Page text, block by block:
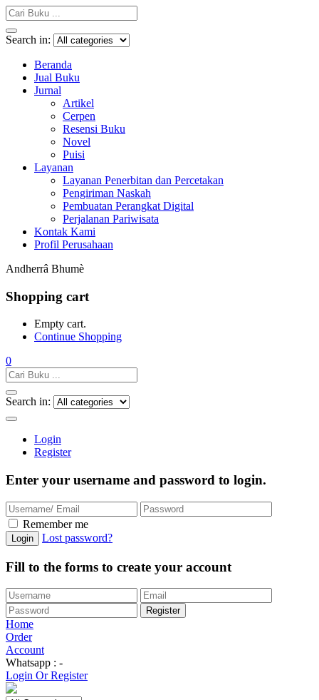
Search in:
Beranda
Jual Buku
Jurnal
Artikel
Cerpen
Resensi Buku
Novel
Puisi
Layanan
Layanan Penerbitan dan Percetakan
Pengiriman Naskah
Pembuatan Perangkat Digital
Perjalanan Pariwisata
Kontak Kami
Profil Perusahaan
Andherrâ Bhumè
Shopping cart
Empty cart.
Continue Shopping
0
Search in:
Login
Register
Enter your username and password to login.
Remember me
Lost password?
Fill to the forms to create your account
Home
Order
Account
Whatsapp : -
Login Or Register